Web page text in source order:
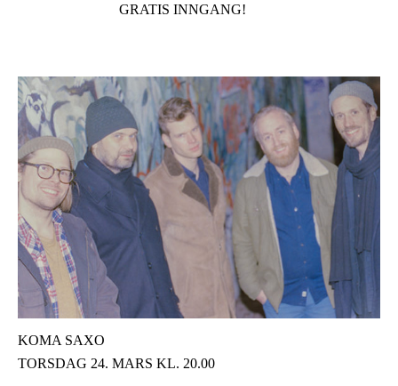
GRATIS INNGANG!
KOMA SAXO
TORSDAG 24. MARS KL. 20.00